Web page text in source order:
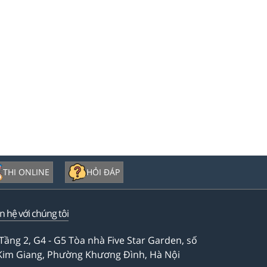
THI ONLINE HỎI ĐÁP
hệ với chúng tôi
2, G4 - G5 Tòa nhà Five Star Garden, số
Giang, Phường Khương Đình, Hà Nội